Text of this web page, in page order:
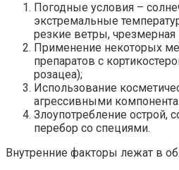
Погодные условия –
экстремальные
резкие ветры, чрезмерная
Применение некоторых
препаратов с
розацеа);
Использование
агрессивными
Злоупотребление острой,
перебор со специями.
Внутренние факторы лежат в